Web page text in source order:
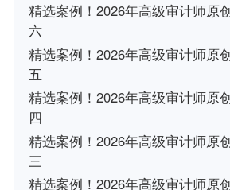
精选案例！2026年高级审计师原
六
精选案例！2026年高级审计师原
五
精选案例！2026年高级审计师原
四
精选案例！2026年高级审计师原
三
精选案例！2026年高级审计师原